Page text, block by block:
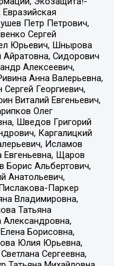
Петр Петрович,
Сергей
Юрьевич, Шнырова
Сидорович
Алексеевич,
Анна Валерьевна,
Георгиевич,
Виталий Евгеньевич,
Олег
Шведов Григорий
Каргалицкий
Исламов
Евгеньевна, Щаров
Борис Альбертович,
Анатольевич,
Паркер
Владимировна,
Татьяна
Александровна,
Борисовна,
Юлия Юрьевна,
Сергеевна,